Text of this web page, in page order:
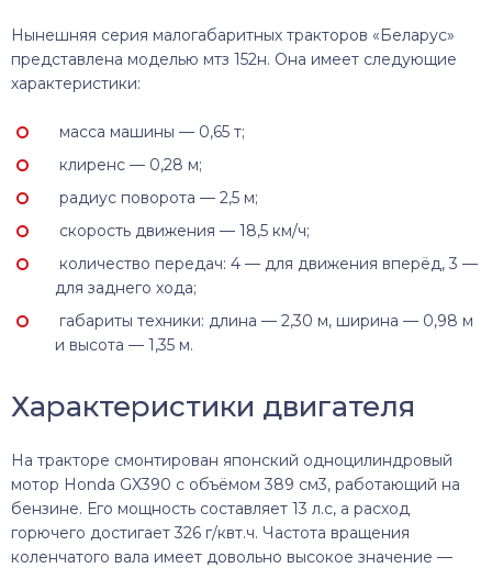
Нынешняя серия малогабаритных тракторов «Беларус»
представлена моделью мтз 152н. Она имеет следующие
характеристики:
масса машины — 0,65 т;
клиренс — 0,28 м;
радиус поворота — 2,5 м;
скорость движения — 18,5 км/ч;
количество передач: 4 — для движения вперёд, 3 —
для заднего хода;
габариты техники: длина — 2,30 м, ширина — 0,98 м
и высота — 1,35 м.
Характеристики двигателя
На тракторе смонтирован японский одноцилиндровый
мотор Honda GX390 с объёмом 389 см3, работающий на
бензине. Его мощность составляет 13 л.с, а расход
горючего достигает 326 г/квт.ч. Частота вращения
коленчатого вала имеет довольно высокое значение —